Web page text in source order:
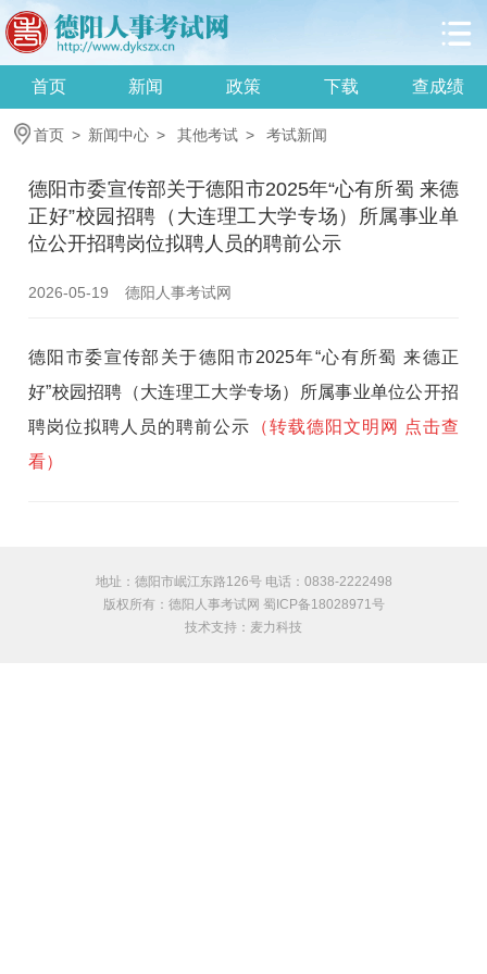
首页 新闻 政策 下载 查成绩
首页 > 新闻中心 > 其他考试 > 考试新闻
德阳市委宣传部关于德阳市2025年“心有所蜀 来德
正好”校园招聘（大连理工大学专场）所属事业单
位公开招聘岗位拟聘人员的聘前公示
2026-05-19 德阳人事考试网
德阳市委宣传部关于德阳市2025年“心有所蜀 来德正
好”校园招聘（大连理工大学专场）所属事业单位公开招
聘岗位拟聘人员的聘前公示 （转载德阳文明网 点击查
看）
地址：德阳市岷江东路126号 电话：0838-2222498
版权所有：德阳人事考试网 蜀ICP备18028971号
技术支持： 麦力科技